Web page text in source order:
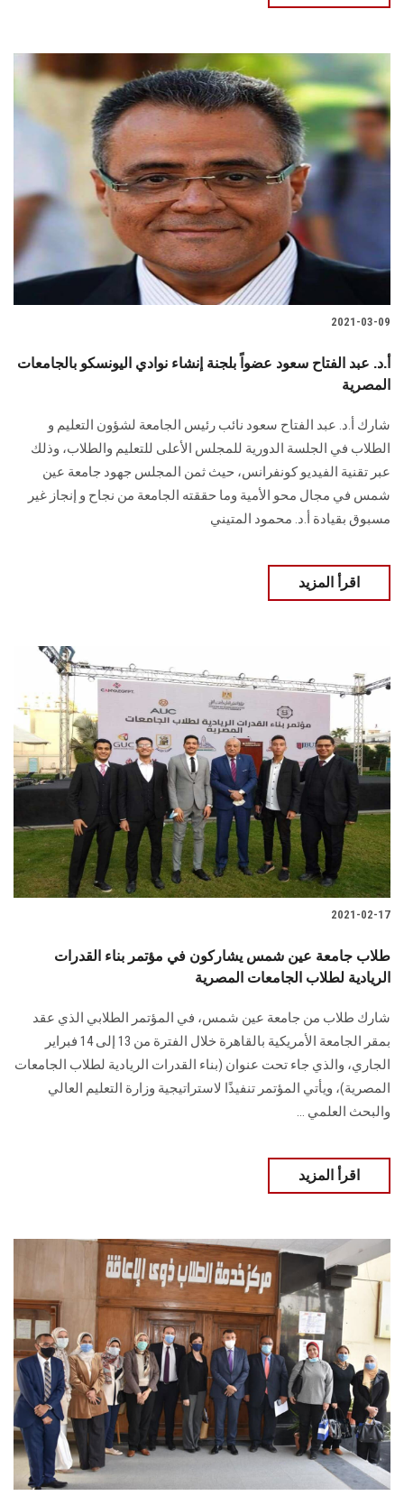
2021-03-09
أ.د. عبد الفتاح سعود عضواً بلجنة إنشاء نوادي اليونسكو بالجامعات
المصرية
شارك أ.د. عبد الفتاح سعود نائب رئيس الجامعة لشؤون التعليم و
الطلاب في الجلسة الدورية للمجلس الأعلى للتعليم والطلاب، وذلك
عبر تقنية الفيديو كونفرانس، حيث ثمن المجلس جهود جامعة عين
شمس في مجال محو الأمية وما حققته الجامعة من نجاح و إنجاز غير
مسبوق بقيادة أ.د. محمود المتيني
اقرأ المزيد
2021-02-17
طلاب جامعة عين شمس يشاركون في مؤتمر بناء القدرات
الريادية لطلاب الجامعات المصرية
شارك طلاب من جامعة عين شمس، في المؤتمر الطلابي الذي عقد
بمقر الجامعة الأمريكية بالقاهرة خلال الفترة من 13 إلى 14 فبراير
الجاري، والذي جاء تحت عنوان (بناء القدرات الريادية لطلاب الجامعات
المصرية)، ويأتي المؤتمر تنفيذًا لاستراتيجية وزارة التعليم العالي
والبحث العلمي ...
اقرأ المزيد